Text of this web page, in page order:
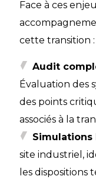
Face à ces
cette transition :​
Audit
Évaluation des
des points
associés à la
site industriel,
les dispositions